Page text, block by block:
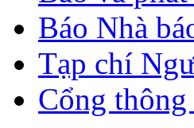
Báo Nhà
Tạp chí
Cổng